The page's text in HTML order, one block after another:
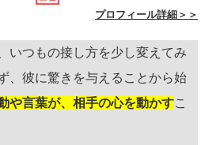
プロフィール詳細＞＞
いつもの接し方を少し変えてみ
、彼に驚きを与えることから始
や言葉が、相手の心を動かすこ